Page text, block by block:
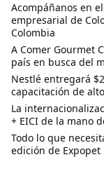
Acompáñanos en
empresarial de
Colombia
A Comer Gourmet
país en busca del
Nestlé entregará
capacitación de
La
+ EICI de la mano
Todo lo que
edición de Expopet